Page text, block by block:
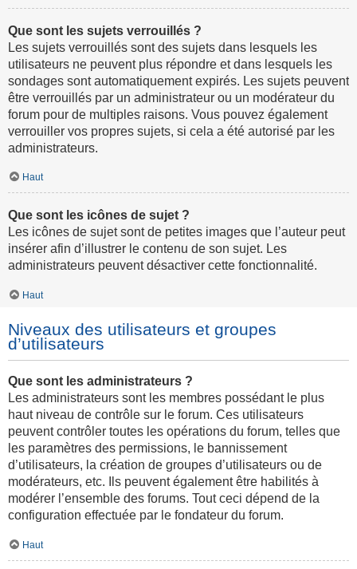
Que sont les sujets verrouillés ?
Les sujets verrouillés sont des sujets dans lesquels les
utilisateurs ne peuvent plus répondre et dans lesquels les
sondages sont automatiquement expirés. Les sujets peuvent
être verrouillés par un administrateur ou un modérateur du
forum pour de multiples raisons. Vous pouvez également
verrouiller vos propres sujets, si cela a été autorisé par les
administrateurs.
Haut
Que sont les icônes de sujet ?
Les icônes de sujet sont de petites images que l’auteur peut
insérer afin d’illustrer le contenu de son sujet. Les
administrateurs peuvent désactiver cette fonctionnalité.
Haut
Niveaux des utilisateurs et groupes
d’utilisateurs
Que sont les administrateurs ?
Les administrateurs sont les membres possédant le plus
haut niveau de contrôle sur le forum. Ces utilisateurs
peuvent contrôler toutes les opérations du forum, telles que
les paramètres des permissions, le bannissement
d’utilisateurs, la création de groupes d’utilisateurs ou de
modérateurs, etc. Ils peuvent également être habilités à
modérer l’ensemble des forums. Tout ceci dépend de la
configuration effectuée par le fondateur du forum.
Haut